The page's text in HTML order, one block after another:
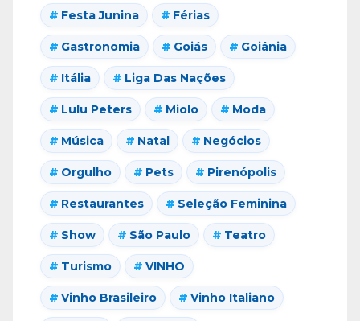
Festa Junina Férias
Gastronomia Goiás Goiânia
Itália Liga Das Nações
Lulu Peters Miolo Moda
Música Natal Negócios
Orgulho Pets Pirenópolis
Restaurantes Seleção Feminina
Show São Paulo Teatro
Turismo VINHO
Vinho Brasileiro Vinho Italiano